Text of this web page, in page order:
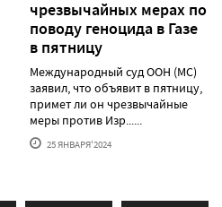
чрезвычайных мерах по
поводу геноцида в Газе
в пятницу
Международный суд ООН (МС)
заявил, что объявит в пятницу,
примет ли он чрезвычайные
меры против Изр......
25 ЯНВАРЯ'2024